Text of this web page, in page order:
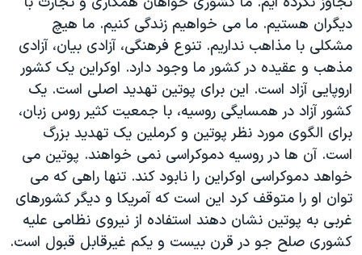
دیگران هستیم. ما می خواهیم زندگی کنیم. ما هیچ
مشکلی با مذاهب نداریم. تنوع فرهنگی، آزادی بیان، آزادی
مذهب و عقیده در کشور ما وجود دارد. اوکراین یک کشور
اروپایی آزاد است. این برای پوتین تهدید اصلی است. یک
کشور آزاد در همسایگی روسیه، با جمعیت کثیر روس زبان،
برای الگوی مورد نظر پوتین و کرملین یک تهدید بزرگ
است. آن ها در روسیه دموکراسی نمی خواهند. پوتین می
خواهد دموکراسی اوکراین را نابود کند. تنها راهی که می
توان او را متوقف کرد این است که آمریکا و دیگر کشورهای
غربی به پوتین نشان دهند استفاده از نیروی نظامی علیه
کشوری صلح جو در قرن بیست و یکم غیرقابل قبول است.